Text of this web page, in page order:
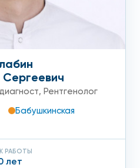
Сергеевич
, Рентгенолог
Бабушкинская
РАБОТЫ
лет